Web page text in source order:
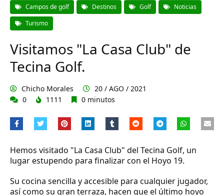
Campos de golf Destinos Golf
Noticias
Turismo
Visitamos "La Casa Club" de
Tecina Golf.
Chicho Morales
20 / AGO / 2021
0
1111 0 minutos
Hemos visitado "La Casa Club" del Tecina Golf, un
lugar estupendo para finalizar con el Hoyo 19.
Su cocina sencilla y accesible para cualquier jugador,
así como su gran terraza, hacen que el último hoyo